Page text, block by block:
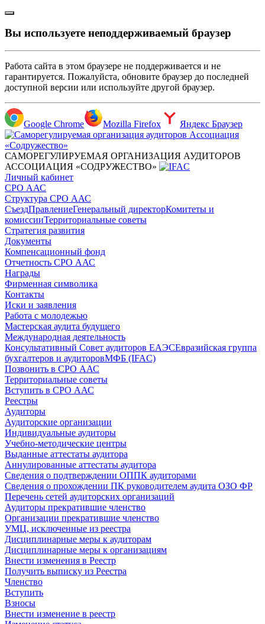
Вы используете неподдерживаемый браузер
Работа сайта в этом браузере не поддерживается и не
гарантируется. Пожалуйста, обновите браузер до последней
доступной версии или используйте другой браузер.
Google Chrome Mozilla Firefox Яндекс Браузер
САМОРЕГУЛИРУЕМАЯ ОРГАНИЗАЦИЯ АУДИТОРОВ
АССОЦИАЦИЯ «СОДРУЖЕСТВО»
Личный кабинет
СРО ААС
Структура СРО ААС
СъездПравлениеГенеральный директорКомитеты и
комиссииТерриториальные советы
Стратегия развития
Документы
Компенсационный фонд
Отчетность СРО ААС
Награды
Фирменная символика
Контакты
Иски и заявления
Работа с молодежью
Мастерская аудита будущего
Международная деятельность
Консультативный Совет аудиторов ЕАЭСЕвразийская группа
бухгалтеров и аудиторовМФБ (IFAC)
Позвонить в СРО ААС
Территориальные советы
Вступить в СРО ААС
Реестры
Аудиторы
Аудиторские организации
Индивидуальные аудиторы
Учебно-методические центры
Выданные аттестаты аудитора
Аннулированные аттестаты аудитора
Сведения о подтверждении ОППК аудиторами
Сведения о прохождении ПК руководителем аудита ОЗО ФР
Перечень сетей аудиторских организаций
Аудиторы прекратившие членство
Организации прекратившие членство
УМЦ, исключенные из реестра
Дисциплинарные меры к аудиторам
Дисциплинарные меры к организациям
Внести изменения в Реестр
Получить выписку из Реестра
Членство
Вступить
Взносы
Внести изменение в реестр